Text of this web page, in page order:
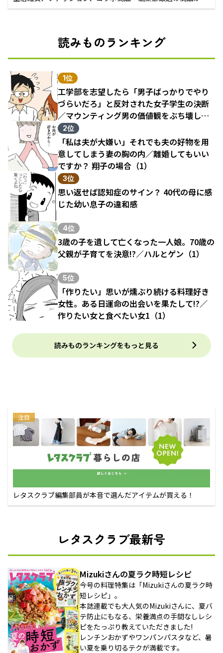
えるECサイト
読みものランキング
1位
工学部を志望したら「男子ばっかりでやり
づらいだろ」と反対された女子学生の決断
／マウンティング男の価値観をぶち壊した
結果（1）
2位
「私は夫が大嫌い」それでも夫の好物を用
意してしまう妻の胸の内／離婚してもいい
ですか？ 翔子の場合（1）
3位
思い返せば認知症のサイン？ 40代の母に感
じた幼い息子の違和感
4位
3歳の子を遺して亡くなった一人娘。70歳の
父親が子育てを決意!?／ハルとゲン（1）
5位
「作りたい」思いが燻ぶり続ける料理好き
女性。ある日運命の出会いを果たして!?／
作りたい女と食べたい女1（1）
読みものランキングをもっと見る
注目
レタスクラブ編集部員が本音で選んだアイテムが買える！
レタスクラブ最新号
Mizukiさんの夏ラク時短レシピ
今号の料理特集は「Mizukiさんの夏ラク時
短レシピ」。
本誌連載でも大人気のMizukiさんに、夏バ
テ防止にもなる、栄養満点の手間なしレシ
ピをたっぷり教えていただきました!
レンチンおかずやワンパンパスタなど、暑
い夏を乗り切るテクが満載です。